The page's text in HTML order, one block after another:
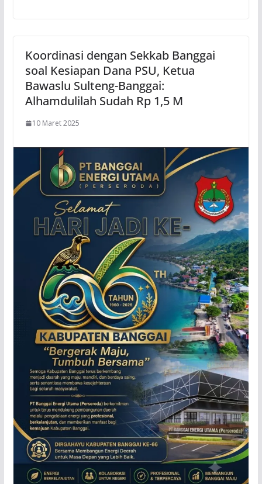
Koordinasi dengan Sekkab Banggai
soal Kesiapan Dana PSU, Ketua
Bawaslu Sulteng-Banggai:
Alhamdulilah Sudah Rp 1,5 M
10 Maret 2025